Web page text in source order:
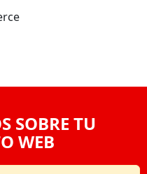
SOBRE TU
WEB